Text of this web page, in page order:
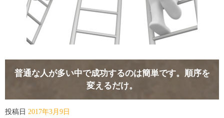
普通な人が多い中で成功するのは簡単です。順序を
変えるだけ。
投稿日 2017年3月9日